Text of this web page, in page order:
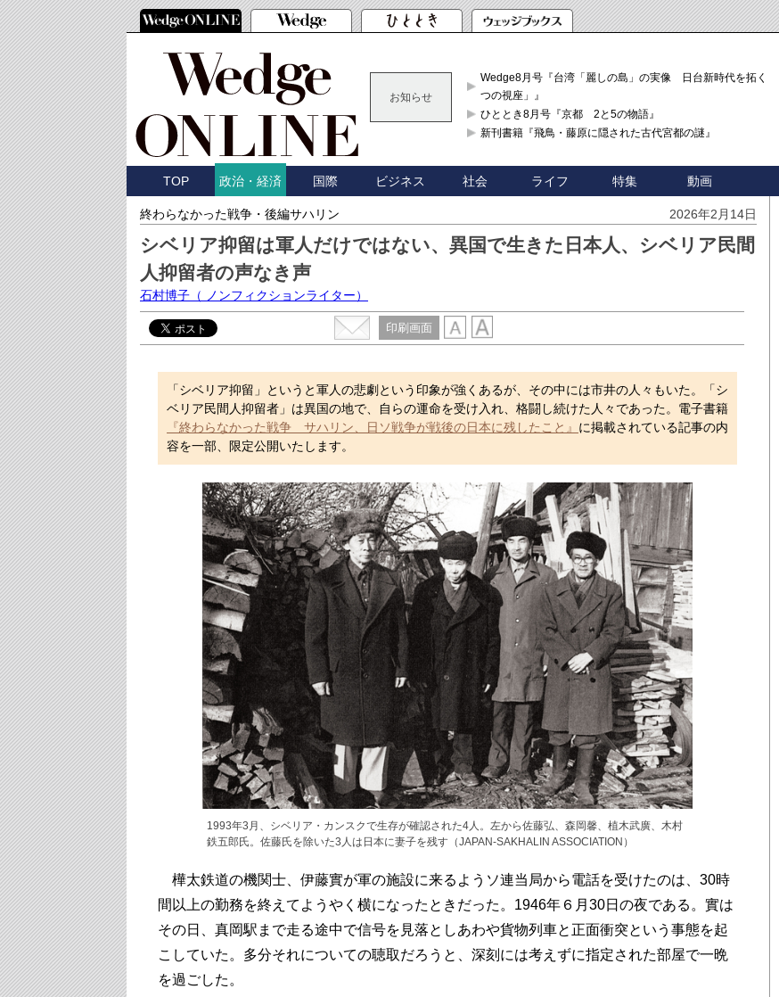
お知らせ
Wedge8月号『台湾「麗しの島」の実像 日台新時代を拓く「3
つの視座」』
ひととき8月号『京都 2と5の物語』
新刊書籍『飛鳥・藤原に隠された古代宮都の謎』
TOP 政治・経済 国際 ビジネス 社会 ライフ 特集 動画
終わらなかった戦争・後編サハリン 2026年2月14日
シベリア抑留は軍人だけではない、異国で生きた日本人、シベリア民間
人抑留者の声なき声
石村博子 （ ノンフィクションライター）
印刷画面
「シベリア抑留」というと軍人の悲劇という印象が強くあるが、その中には市井の人々もいた。「シ
ベリア民間人抑留者」は異国の地で、自らの運命を受け入れ、格闘し続けた人々であった。電子書籍
『終わらなかった戦争 サハリン、日ソ戦争が戦後の日本に残したこと』 に掲載されている記事の内
容を一部、限定公開いたします。
1993年3月、シベリア・カンスクで生存が確認された4人。左から佐藤弘、森岡馨、植木武廣、木村
鉄五郎氏。佐藤氏を除いた3人は日本に妻子を残す（JAPAN-SAKHALIN ASSOCIATION）
樺太鉄道の機関士、伊藤實が軍の施設に来るようソ連当局から電話を受けたのは、30時
間以上の勤務を終えてようやく横になったときだった。1946年６月30日の夜である。實は
その日、真岡駅まで走る途中で信号を見落としあわや貨物列車と正面衝突という事態を起
こしていた。多分それについての聴取だろうと、深刻には考えずに指定された部屋で一晩
を過ごした。